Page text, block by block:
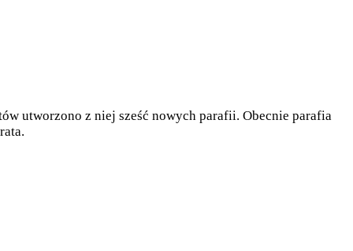
utworzono z niej sześć nowych parafii. Obecnie parafia